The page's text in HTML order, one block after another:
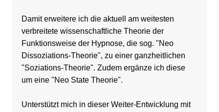
Damit erweitere ich die aktuell am weitesten
verbreitete wissenschaftliche Theorie der
Funktionsweise der Hypnose, die sog. "Neo
Dissoziations-Theorie", zu einer ganzheitlichen
"Soziations-Theorie". Zudem ergänze ich diese
um eine "Neo State Theorie".
Unterstützt mich in dieser Weiter-Entwicklung mit